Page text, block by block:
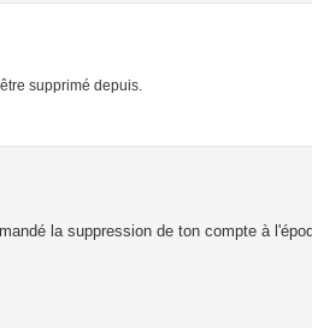
supprimé depuis.
la suppression de ton compte à